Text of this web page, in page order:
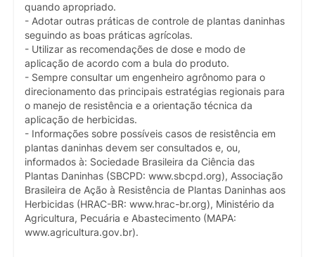
quando apropriado.
- Adotar outras práticas de controle de plantas daninhas
seguindo as boas práticas agrícolas.
- Utilizar as recomendações de dose e modo de
aplicação de acordo com a bula do produto.
- Sempre consultar um engenheiro agrônomo para o
direcionamento das principais estratégias regionais para
o manejo de resistência e a orientação técnica da
aplicação de herbicidas.
- Informações sobre possíveis casos de resistência em
plantas daninhas devem ser consultados e, ou,
informados à: Sociedade Brasileira da Ciência das
Plantas Daninhas (SBCPD: www.sbcpd.org), Associação
Brasileira de Ação à Resistência de Plantas Daninhas aos
Herbicidas (HRAC-BR: www.hrac-br.org), Ministério da
Agricultura, Pecuária e Abastecimento (MAPA:
www.agricultura.gov.br).